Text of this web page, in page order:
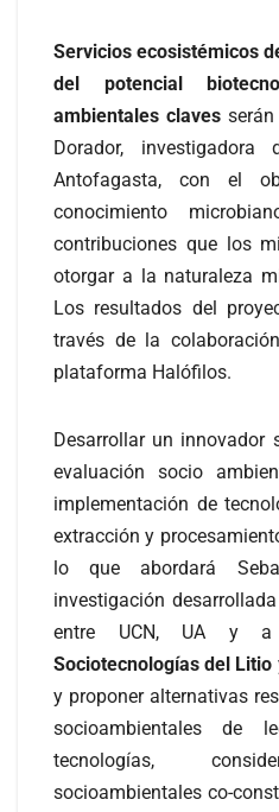
Servicios ecosistémicos
del potencial
ambientales claves
Dorador,
Antofagasta, con el
conocimiento
contribuciones que los
otorgar a la naturaleza
Los resultados del
través de la
plataforma Halófilos.
Desarrollar un innovador
evaluación socio
implementación de
extracción y
lo que abordará
investigación
entre UCN, UA y a
Sociotecnologías del Litio
y proponer alternativas
socioambientales de
tecnologías,
socioambientales co-